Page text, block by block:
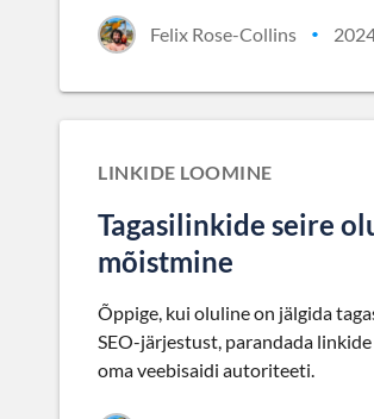
Felix Rose-Collins •
LINKIDE LOOMINE
Tagasilinkide seire
mõistmine
Õppige, kui oluline on jälgida
SEO-järjestust, parandada
oma veebisaidi autoriteeti.